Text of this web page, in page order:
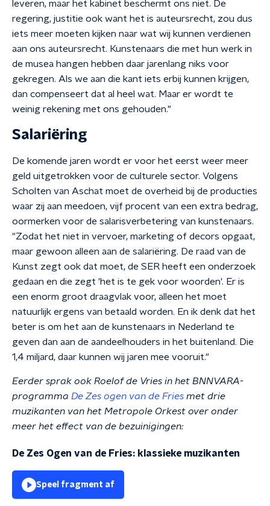
leveren, maar het kabinet beschermt ons niet. De
regering, justitie ook want het is auteursrecht, zou dus
iets meer moeten kijken naar wat wij kunnen verdienen
aan ons auteursrecht. Kunstenaars die met hun werk in
de musea hangen hebben daar jarenlang niks voor
gekregen. Als we aan die kant iets erbij kunnen krijgen,
dan compenseert dat al heel wat. Maar er wordt te
weinig rekening met ons gehouden."
Salariëring
De komende jaren wordt er voor het eerst weer meer
geld uitgetrokken voor de culturele sector. Volgens
Scholten van Aschat moet de overheid bij de producties
waar zij aan meedoen, vijf procent van een extra bedrag,
oormerken voor de salarisverbetering van kunstenaars.
"Zodat het niet in vervoer, marketing of decors opgaat,
maar gewoon alleen aan de salariëring. De raad van de
Kunst zegt ook dat moet, de SER heeft een onderzoek
gedaan en die zegt 'het is te gek voor woorden'. Er is
een enorm groot draagvlak voor, alleen het moet
natuurlijk ergens van betaald worden. En ik denk dat het
beter is om het aan de kunstenaars in Nederland te
geven dan aan de aandeelhouders in het buitenland. Die
1,4 miljard, daar kunnen wij jaren mee vooruit."
Eerder sprak ook Roelof de Vries in het BNNVARA-
programma De Zes ogen van de Fries met drie
muzikanten van het Metropole Orkest over onder
meer het effect van de bezuinigingen:
De Zes Ogen van de Fries: klassieke muzikanten
Speel fragment af